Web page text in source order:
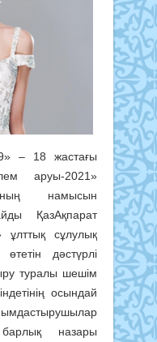
– 18 жастағы
аруы-2021»
намысын
ҚазАқпарат
ұлттық сұлулық
дәстүрлі
туралы шешім
осындай
назары